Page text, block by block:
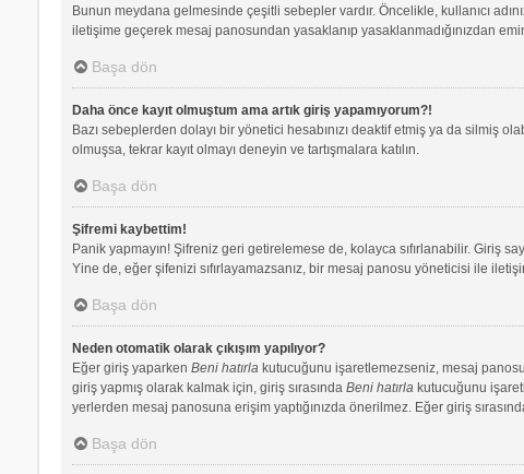
Bunun meydana gelmesinde çeşitli sebepler vardır. Öncelikle, kullanıcı
iletişime geçerek mesaj panosundan yasaklanıp yasaklanmadığınızdan
Başa dön
Daha önce kayıt olmuştum ama artık giriş yapamıyorum?!
Bazı sebeplerden dolayı bir yönetici hesabınızı deaktif etmiş ya da silmiş
olmuşsa, tekrar kayıt olmayı deneyin ve tartışmalara katılın.
Başa dön
Şifremi kaybettim!
Panik yapmayın! Şifreniz geri getirelemese de, kolayca sıfırlanabilir. Giriş
Yine de, eğer şifenizi sıfırlayamazsanız, bir mesaj panosu yöneticisi ile
Başa dön
Neden otomatik olarak çıkışım yapılıyor?
Eğer giriş yaparken Beni hatırlakutucuğunu işaretlemezseniz, mesaj panosu
giriş yapmış olarak kalmak için, giriş sırasında Beni hatırlakutucuğunu
yerlerden mesaj panosuna erişim yaptığınızda önerilmez. Eğer giriş
Başa dön